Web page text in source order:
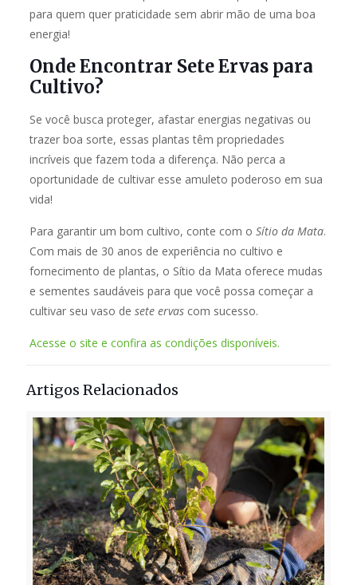
para quem quer praticidade sem abrir mão de uma boa
energia!
Onde Encontrar Sete Ervas para
Cultivo?
Se você busca proteger, afastar energias negativas ou
trazer boa sorte, essas plantas têm propriedades
incríveis que fazem toda a diferença. Não perca a
oportunidade de cultivar esse amuleto poderoso em sua
vida!
Para garantir um bom cultivo, conte com o Sítio da Mata.
Com mais de 30 anos de experiência no cultivo e
fornecimento de plantas, o Sítio da Mata oferece mudas
e sementes saudáveis para que você possa começar a
cultivar seu vaso de sete ervascom sucesso.
Acesse o site e confira as condições disponíveis.
Artigos Relacionados